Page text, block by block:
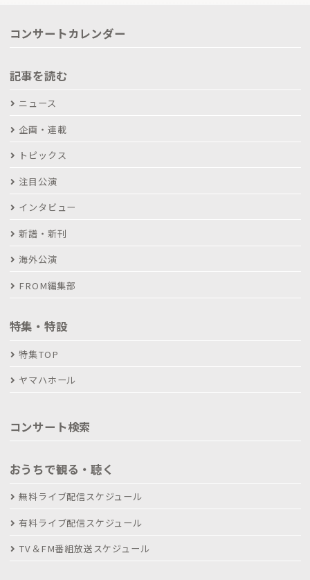
コンサートカレンダー
記事を読む
ニュース
企画・連載
トピックス
注目公演
インタビュー
新譜・新刊
海外公演
FROM編集部
特集・特設
特集TOP
ヤマハホール
コンサート検索
おうちで観る・聴く
無料ライブ配信スケジュール
有料ライブ配信スケジュール
TV＆FM番組放送スケジュール